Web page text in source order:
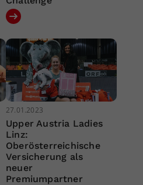
27.01.2023
Upper Austria Ladies
Linz:
Oberösterreichische
Versicherung als
neuer
Premiumpartner